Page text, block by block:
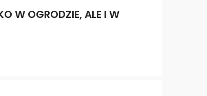
W OGRODZIE, ALE I W